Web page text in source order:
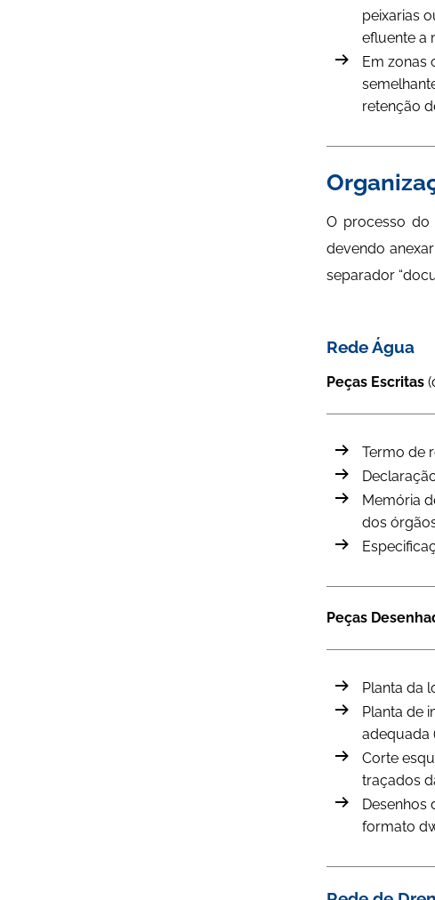
peixarias
efluente a
Em zonas
retenção
O processo do
devendo
separador
Rede Água
Peças Escritas
Termo de
Memória
dos
Peças
Planta da
Planta de
adequada
Corte
traçados
formato